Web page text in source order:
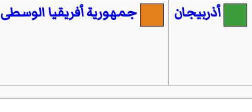
أذربيجان جمهورية أفريقيا الوسطى